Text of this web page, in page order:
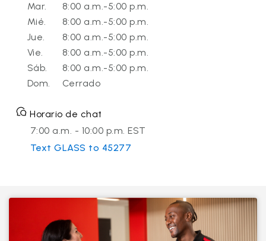
Mar.
8:00 a.m.-5:00 p.m.
Mié.
8:00 a.m.-5:00 p.m.
Jue.
8:00 a.m.-5:00 p.m.
Vie.
8:00 a.m.-5:00 p.m.
Sáb.
8:00 a.m.-5:00 p.m.
Dom.
Cerrado
Horario de chat
7:00 a.m. - 10:00 p.m. EST
Text GLASS to 45277